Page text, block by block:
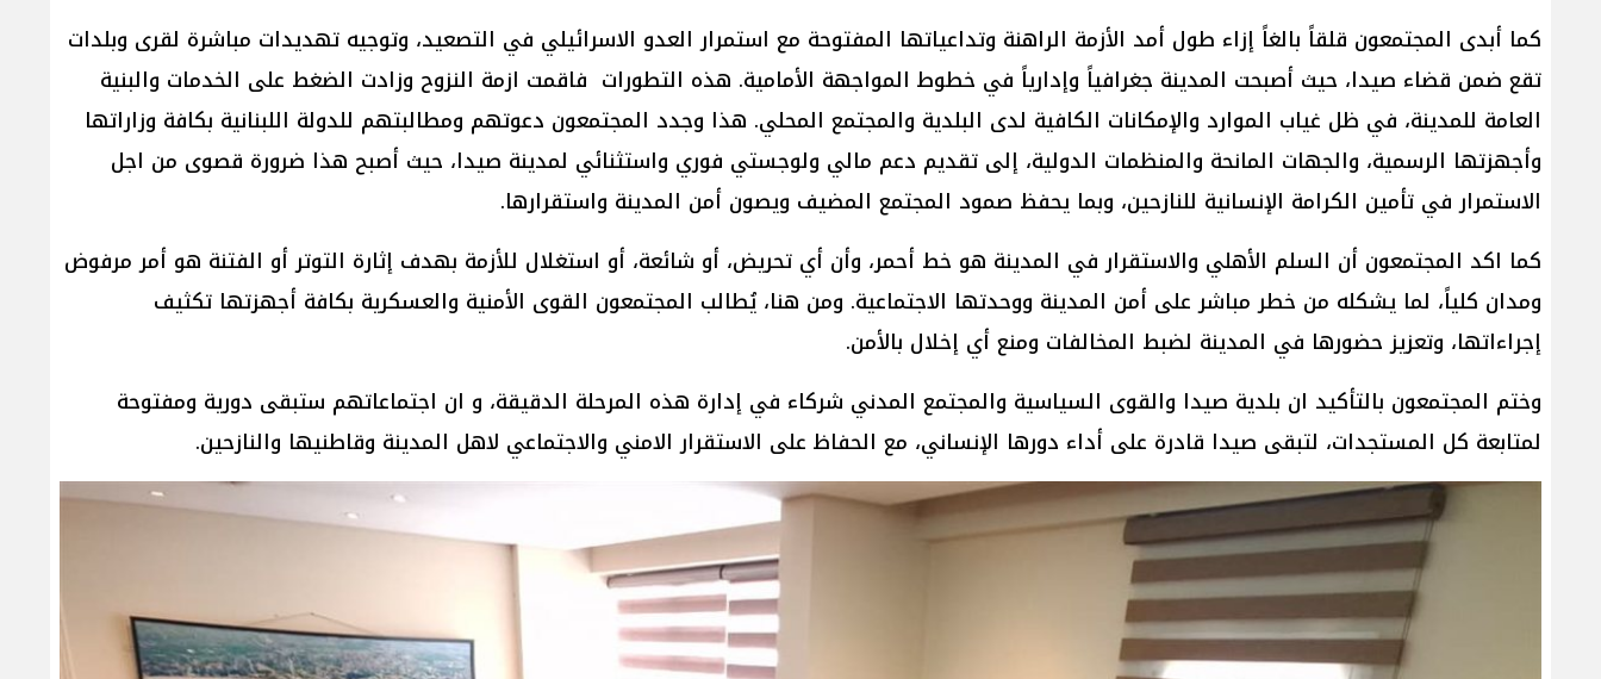
كما أبدى المجتمعون قلقاً بالغاً إزاء طول أمد الأزمة الراهنة وتداعياتها المفتوحة مع استمرار العدو الاسرائيلي في التصعيد، وتوجيه تهديدات مباشرة لقرى وبلدات
تقع ضمن قضاء صيدا، حيث أصبحت المدينة جغرافياً وإدارياً في خطوط المواجهة الأمامية. هذه التطورات فاقمت ازمة النزوح وزادت الضغط على الخدمات والبنية
العامة للمدينة، في ظل غياب الموارد والإمكانات الكافية لدى البلدية والمجتمع المحلي. هذا وجدد المجتمعون دعوتهم ومطالبتهم للدولة اللبنانية بكافة وزاراتها
وأجهزتها الرسمية، والجهات المانحة والمنظمات الدولية، إلى تقديم دعم مالي ولوجستي فوري واستثنائي لمدينة صيدا، حيث أصبح هذا ضرورة قصوى من اجل
الاستمرار في تأمين الكرامة الإنسانية للنازحين، وبما يحفظ صمود المجتمع المضيف ويصون أمن المدينة واستقرارها.
​كما اكد المجتمعون أن السلم الأهلي والاستقرار في المدينة هو خط أحمر، وأن أي تحريض، أو شائعة، أو استغلال للأزمة بهدف إثارة التوتر أو الفتنة هو أمر مرفوض
ومدان كلياً، لما يشكله من خطر مباشر على أمن المدينة ووحدتها الاجتماعية. ومن هنا، يُطالب المجتمعون القوى الأمنية والعسكرية بكافة أجهزتها تكثيف
إجراءاتها، وتعزيز حضورها في المدينة لضبط المخالفات ومنع أي إخلال بالأمن.
وختم المجتمعون بالتأكيد ان بلدية صيدا والقوى السياسية والمجتمع المدني شركاء في إدارة هذه المرحلة الدقيقة، و ان اجتماعاتهم ستبقى دورية ومفتوحة
لمتابعة كل المستجدات، لتبقى صيدا قادرة على أداء دورها الإنساني، مع الحفاظ على الاستقرار الامني والاجتماعي لاهل المدينة وقاطنيها والنازحين.